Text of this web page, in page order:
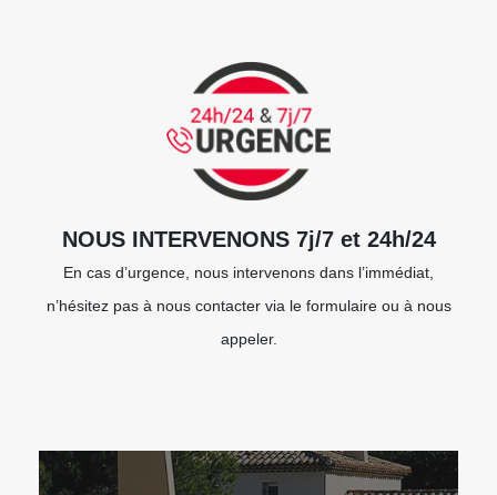
NOUS INTERVENONS 7j/7 et 24h/24
En cas d’urgence, nous intervenons dans l’immédiat,
n’hésitez pas à nous contacter via le formulaire ou à nous
appeler.